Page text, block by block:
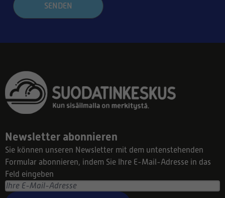
SENDEN
Newsletter abonnieren
Sie können unseren Newsletter mit dem untenstehenden
Formular abonnieren, indem Sie Ihre E-Mail-Adresse in das
Feld eingeben